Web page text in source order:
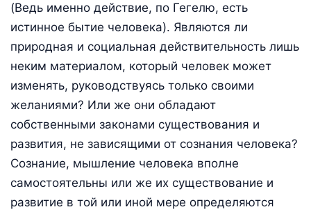
(Ведь именно действие, по Гегелю, есть
истинное бытие человека). Являются ли
природная и социальная действительность лишь
неким материалом, который человек может
изменять, руководствуясь только своими
желаниями? Или же они обладают
собственными законами существования и
развития, не зависящими от сознания человека?
Сознание, мышление человека вполне
самостоятельны или же их существование и
развитие в той или иной мере определяются